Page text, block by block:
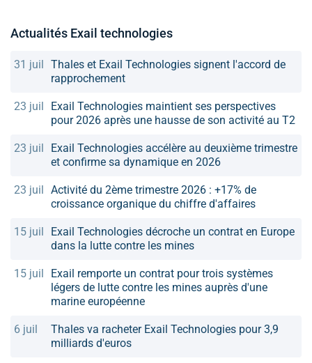
Actualités Exail technologies
31 juil Thales et Exail Technologies signent l'accord de
rapprochement
23 juil
Exail Technologies maintient ses perspectives
pour 2026 après une hausse de son activité au T2
23 juil
Exail Technologies accélère au deuxième trimestre
et confirme sa dynamique en 2026
23 juil Activité du 2ème trimestre 2026 : +17% de
croissance organique du chiffre d'affaires
15 juil
Exail Technologies décroche un contrat en Europe
dans la lutte contre les mines
15 juil
Exail remporte un contrat pour trois systèmes
légers de lutte contre les mines auprès d'une
marine européenne
6 juil
Thales va racheter Exail Technologies pour 3,9
milliards d'euros